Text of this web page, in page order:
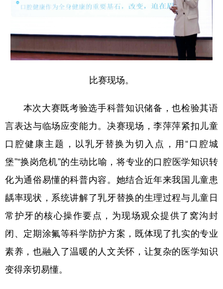
比赛现场。
本次大赛既考验选手科普知识储备，也检验其语
言表达与临场应变能力。决赛现场，李萍萍紧扣儿童
口腔健康主题，以乳牙替换为切入点，用“口腔城
堡”“换岗危机”的生动比喻，将专业的口腔医学知识转
化为通俗易懂的科普内容。她结合近年来我国儿童患
龋率现状，系统讲解了乳牙替换的生理过程与儿童日
常护牙的核心操作要点，为现场观众提供了窝沟封
闭、定期涂氟等科学防护方案，既体现了扎实的专业
素养，也融入了温暖的人文关怀，让复杂的医学知识
变得亲切易懂。